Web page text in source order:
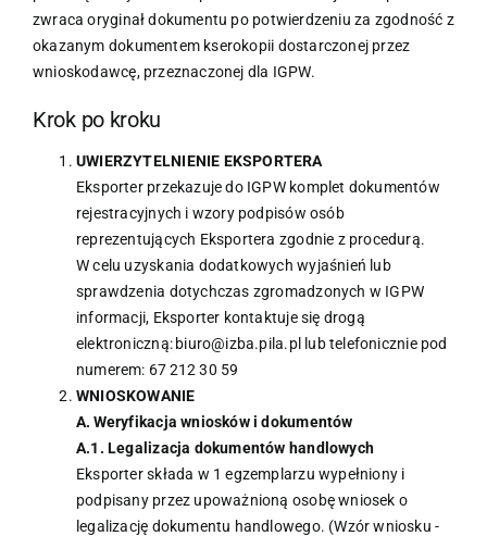
zwraca oryginał dokumentu po potwierdzeniu za zgodność z
okazanym dokumentem kserokopii dostarczonej przez
wnioskodawcę, przeznaczonej dla IGPW.
Krok po kroku
UWIERZYTELNIENIE EKSPORTERA
Eksporter przekazuje do IGPW komplet dokumentów
rejestracyjnych i wzory podpisów osób
reprezentujących Eksportera zgodnie z procedurą.
W celu uzyskania dodatkowych wyjaśnień lub
sprawdzenia dotychczas zgromadzonych w IGPW
informacji, Eksporter kontaktuje się drogą
elektroniczną: biuro@izba.pila.pl lub telefonicznie pod
numerem: 67 212 30 59
WNIOSKOWANIE
A. Weryfikacja wniosków i dokumentów
A.1. Legalizacja dokumentów handlowych
Eksporter składa w 1 egzemplarzu wypełniony i
podpisany przez upoważnioną osobę wniosek o
legalizację dokumentu handlowego. (Wzór wniosku -